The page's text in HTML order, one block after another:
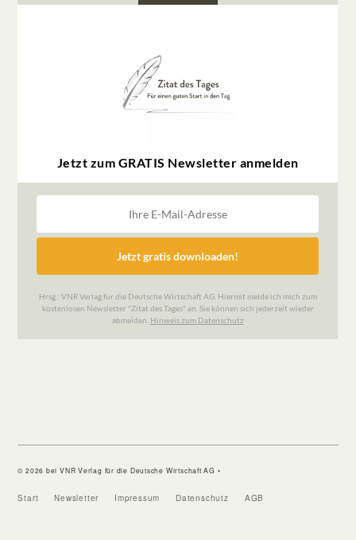
© 2026 bei VNR Verlag für die Deutsche Wirtschaft AG •
Start Newsletter Impressum Datenschutz AGB